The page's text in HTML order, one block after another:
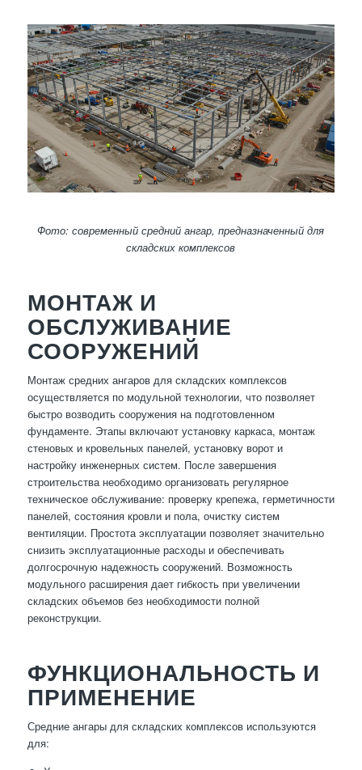
Фото: современный средний ангар, предназначенный для
складских комплексов
МОНТАЖ И
ОБСЛУЖИВАНИЕ
СООРУЖЕНИЙ
Монтаж средних ангаров для складских комплексов
осуществляется по модульной технологии, что позволяет
быстро возводить сооружения на подготовленном
фундаменте. Этапы включают установку каркаса, монтаж
стеновых и кровельных панелей, установку ворот и
настройку инженерных систем. После завершения
строительства необходимо организовать регулярное
техническое обслуживание: проверку крепежа, герметичности
панелей, состояния кровли и пола, очистку систем
вентиляции. Простота эксплуатации позволяет значительно
снизить эксплуатационные расходы и обеспечивать
долгосрочную надежность сооружений. Возможность
модульного расширения дает гибкость при увеличении
складских объемов без необходимости полной
реконструкции.
ФУНКЦИОНАЛЬНОСТЬ И
ПРИМЕНЕНИЕ
Средние ангары для складских комплексов используются
для: